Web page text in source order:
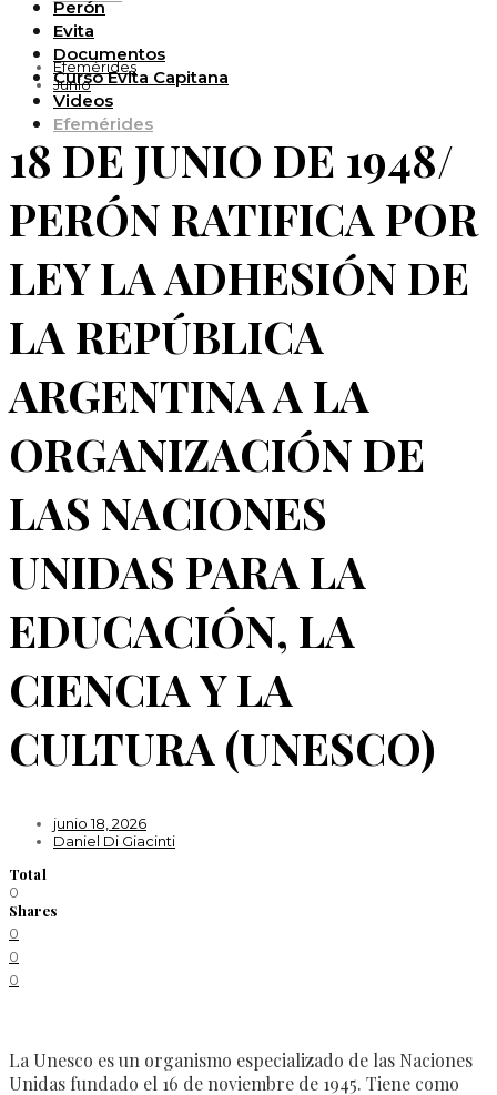
Perón
Evita
Documentos
Curso Evita Capitana
Videos
Efemérides
Efemérides
Junio
18 DE JUNIO DE 1948/
PERÓN RATIFICA POR
LEY LA ADHESIÓN DE
LA REPÚBLICA
ARGENTINA A LA
ORGANIZACIÓN DE
LAS NACIONES
UNIDAS PARA LA
EDUCACIÓN, LA
CIENCIA Y LA
CULTURA (UNESCO)
junio 18, 2026
Daniel Di Giacinti
Total
0
Shares
0
0
0
La Unesco es un organismo especializado de las Naciones
Unidas fundado el 16 de noviembre de 1945. Tiene como